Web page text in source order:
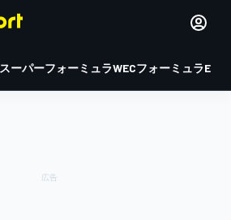
スーパーフォーミュラWECフォーミュラE